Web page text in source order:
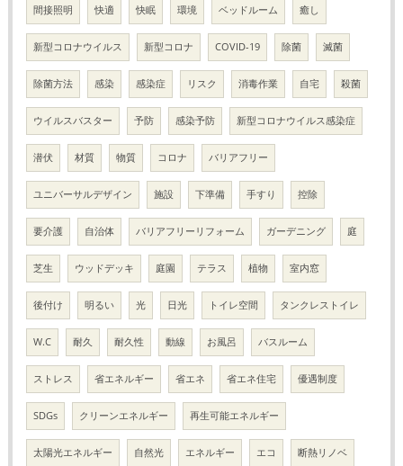
間接照明 快適 快眠 環境 ベッドルーム 癒し
新型コロナウイルス 新型コロナ COVID-19 除菌 滅菌
除菌方法 感染 感染症 リスク 消毒作業 自宅 殺菌
ウイルスバスター 予防 感染予防 新型コロナウイルス感染症
潜伏 材質 物質 コロナ バリアフリー
ユニバーサルデザイン 施設 下準備 手すり 控除
要介護 自治体 バリアフリーリフォーム ガーデニング 庭
芝生 ウッドデッキ 庭園 テラス 植物 室内窓
後付け 明るい 光 日光 トイレ空間 タンクレストイレ
W.C 耐久 耐久性 動線 お風呂 バスルーム
ストレス 省エネルギー 省エネ 省エネ住宅 優遇制度
SDGs クリーンエネルギー 再生可能エネルギー
太陽光エネルギー 自然光 エネルギー エコ 断熱リノベ